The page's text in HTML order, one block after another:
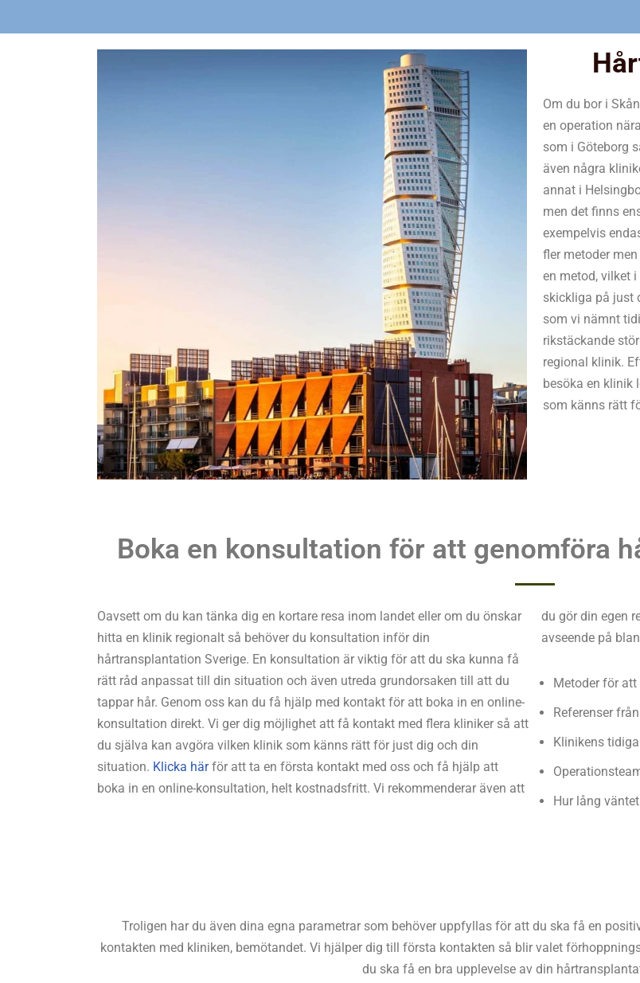
Om du bor i
en operation
som i Göteborg
även några
annat i
men det finns
exempelvis
fler metoder
en metod, vilket
skickliga på just
som vi nämnt
rikstäckande
regional klinik.
besöka en klinik
som känns rätt
Boka en konsultation för att genomföra
Oavsett om du kan tänka dig en kortare resa inom landet eller om du önskar
hitta en klinik regionalt så behöver du konsultation inför din
hårtransplantation Sverige. En konsultation är viktig för att du ska kunna få
rätt råd anpassat till din situation och även utreda grundorsaken till att du
tappar hår. Genom oss kan du få hjälp med kontakt för att boka in en online-
konsultation direkt. Vi ger dig möjlighet att få kontakt med flera kliniker så att
du själva kan avgöra vilken klinik som känns rätt för just dig och din
situation. Klicka härför att ta en första kontakt med oss och få hjälp att
boka in en online-konsultation, helt kostnadsfritt. Vi rekommenderar även att
du gör din egen
avseende på
Metoder för
Referenser
Klinikens
Hur lång
Troligen har du även dina egna parametrar som behöver uppfyllas för att du ska få en
kontakten med kliniken, bemötandet. Vi hjälper dig till första kontakten så blir valet
du ska få en bra upplevelse av din